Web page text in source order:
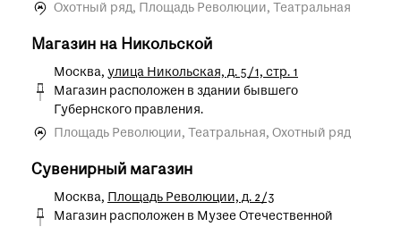
Охотный ряд, Площадь Революции, Театральная
Магазин на Никольской
Москва, улица Никольская, д. 5/1, стр. 1
Магазин расположен в здании бывшего
Губернского правления.
Площадь Революции, Театральная, Охотный ряд
Сувенирный магазин
Москва, Площадь Революции, д. 2/3
Магазин расположен в Музее Отечественной